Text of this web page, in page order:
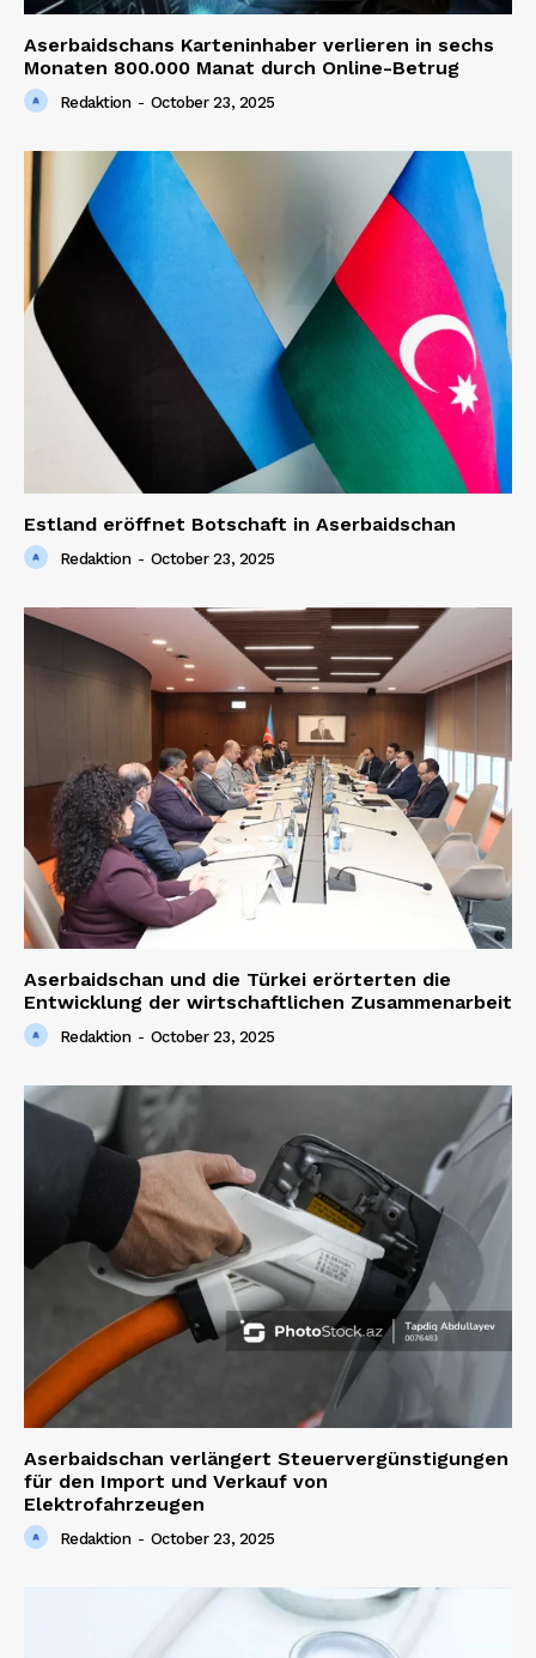
Aserbaidschans Karteninhaber verlieren in sechs
Monaten 800.000 Manat durch Online-Betrug
Redaktion - October 23, 2025
Estland eröffnet Botschaft in Aserbaidschan
Redaktion - October 23, 2025
Aserbaidschan und die Türkei erörterten die
Entwicklung der wirtschaftlichen Zusammenarbeit
Redaktion - October 23, 2025
Aserbaidschan verlängert Steuervergünstigungen
für den Import und Verkauf von
Elektrofahrzeugen
Redaktion - October 23, 2025